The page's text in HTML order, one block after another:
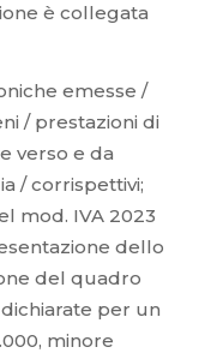
è collegata
emesse /
/ prestazioni di
verso e da
/ corrispettivi;
mod. IVA 2023
dello
del quadro
per un
minore